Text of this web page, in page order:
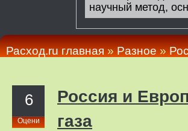
Расход.ru главная»Pазное»
6
Оцени
Россия и
газа